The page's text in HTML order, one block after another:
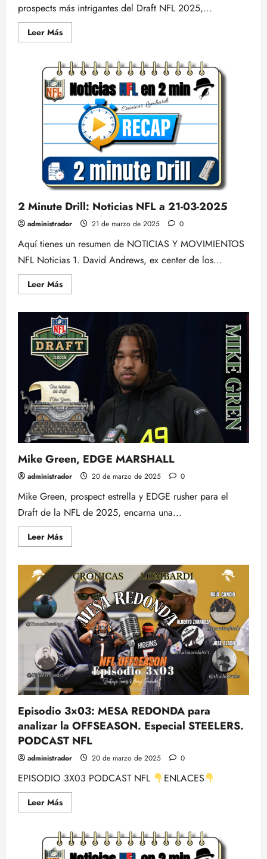
prospects más intrigantes del Draft NFL 2025,...
Leer MásLeer
más
Nick
Emmanwori,
SAFETY
SOUTH
CAROLINA
2 Minute Drill: Noticias NFL a 21-03-2025
administrador 21 de marzo de 2025 0
Aquí tienes un resumen de NOTICIAS Y MOVIMIENTOS
NFL Noticias 1. David Andrews, ex center de los...
Leer MásLeer
más
2
Minute
Drill:
Noticias
NFL
a
21-
2025
Mike Green, EDGE MARSHALL
administrador 20 de marzo de 2025 0
Mike Green, prospect estrella y EDGE rusher para el
Draft de la NFL de 2025, encarna una...
Leer MásLeer
más
Mike
Green,
EDGE
MARSHALL
Episodio 3×03: MESA REDONDA para
analizar la OFFSEASON. Especial STEELERS.
PODCAST NFL
administrador 20 de marzo de 2025 0
EPISODIO 3X03 PODCAST NFL ENLACES
Leer MásLeer
más
Episodio
3×03:
MESA